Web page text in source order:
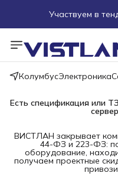
Участвуем в
Поможем
Пуско-
Пришлите
КолумбусЭлектроника
Есть спецификация или
ВИСТЛАН закрывает
44-ФЗ и 223-ФЗ:
оборудование,
получаем проектные